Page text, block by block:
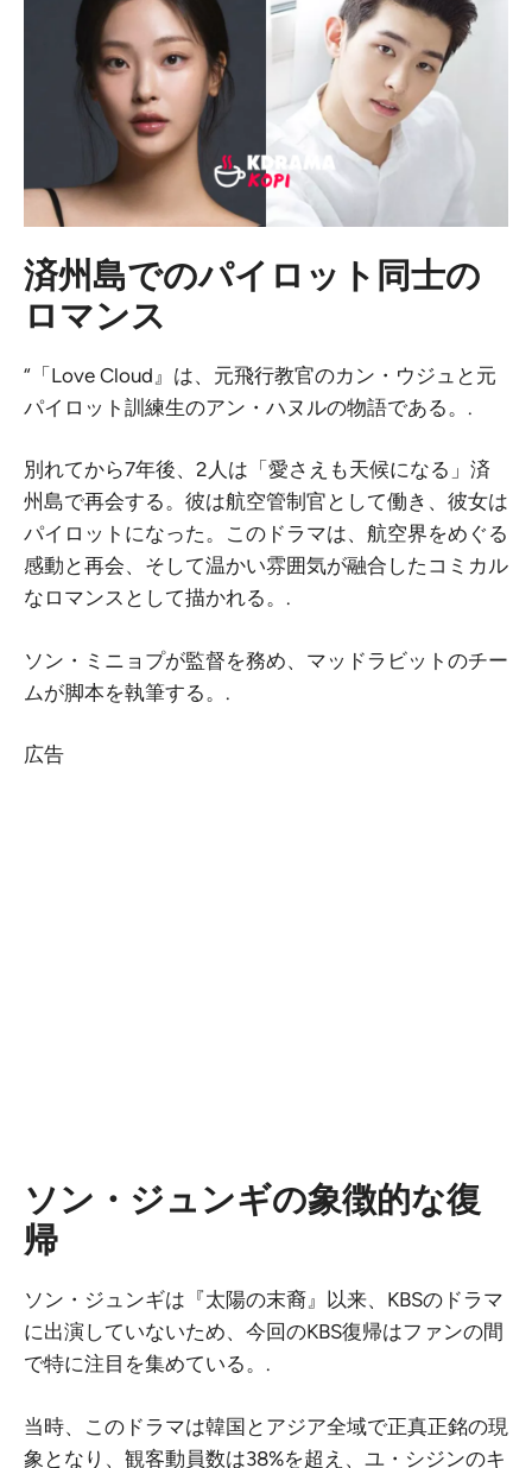
済州島でのパイロット同士の
ロマンス
“「Love Cloud』は、元飛行教官のカン・ウジュと元
パイロット訓練生のアン・ハヌルの物語である。.
別れてから7年後、2人は「愛さえも天候になる」済
州島で再会する。彼は航空管制官として働き、彼女は
パイロットになった。このドラマは、航空界をめぐる
感動と再会、そして温かい雰囲気が融合したコミカル
なロマンスとして描かれる。.
ソン・ミニョプが監督を務め、マッドラビットのチー
ムが脚本を執筆する。.
広告
ソン・ジュンギの象徴的な復
帰
ソン・ジュンギは『太陽の末裔』以来、KBSのドラマ
に出演していないため、今回のKBS復帰はファンの間
で特に注目を集めている。.
当時、このドラマは韓国とアジア全域で正真正銘の現
象となり、観客動員数は38%を超え、ユ・シジンのキ